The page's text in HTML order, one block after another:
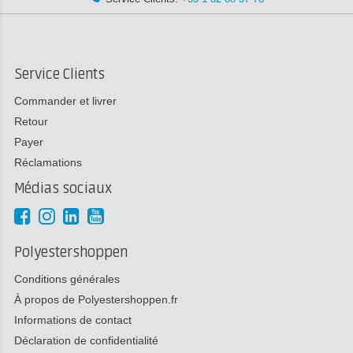
Service Clients
Commander et livrer
Retour
Payer
Réclamations
Médias sociaux
Polyestershoppen
Conditions générales
À propos de Polyestershoppen.fr
Informations de contact
Déclaration de confidentialité